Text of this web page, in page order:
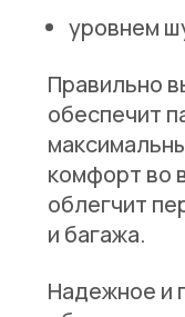
уровнем
Правильно
обеспечит
комфорт во
облегчит
и багажа.
Надежное и